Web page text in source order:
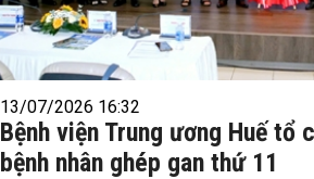
13/07/2026 16:32
Bệnh viện Trung ương Huế tổ
bệnh nhân ghép gan thứ 11